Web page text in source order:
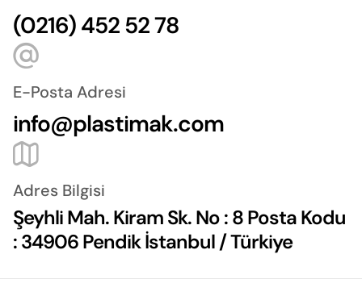
(0216) 452 52 78
E-Posta Adresi
info@plastimak.com
Adres Bilgisi
Şeyhli Mah. Kiram Sk. No : 8 Posta Kodu
: 34906 Pendik İstanbul / Türkiye